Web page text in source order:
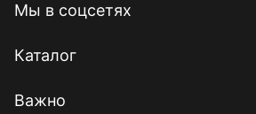
Мы в соцсетях
Каталог
Важно